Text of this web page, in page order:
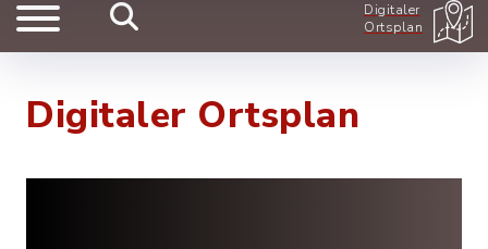
Digitaler
Ortsplan
Digitaler Ortsplan